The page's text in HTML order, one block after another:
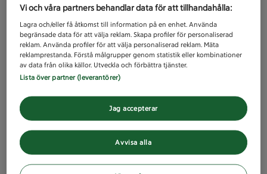
Vi och våra partners behandlar data för att tillhandahålla:
Lagra och/eller få åtkomst till information på en enhet. Använda
begränsade data för att välja reklam. Skapa profiler för personaliserad
reklam. Använda profiler för att välja personaliserad reklam. Mäta
reklamprestanda. Förstå målgrupper genom statistik eller kombinationer
av data från olika källor. Utveckla och förbättra tjänster.
Lista över partner (leverantörer)
Avvisa alla
Jag accepterar